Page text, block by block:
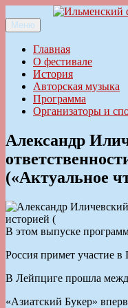
к
содержимому
Ильменский фестиваль
Меню
Главная
О фестивале
История
Авторская музыка
Программа
Организаторы и
Александр
(«Актуальное
В этом выпуске
Россия примет участие
В Лейпциге прошла
«Азиатский Букер»